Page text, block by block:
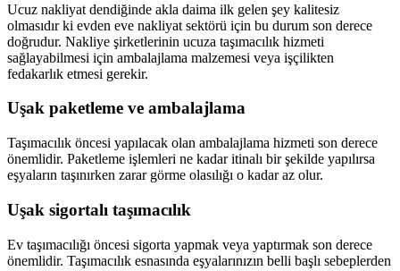
Ucuz nakliyat dendiğinde akla daima ilk gelen şey kalitesiz
olmasıdır ki evden eve nakliyat sektörü için bu durum son derece
doğrudur. Nakliye şirketlerinin ucuza taşımacılık hizmeti
sağlayabilmesi için ambalajlama malzemesi veya işçilikten
fedakarlık etmesi gerekir.
Uşak paketleme ve ambalajlama
Taşımacılık öncesi yapılacak olan ambalajlama hizmeti son derece
önemlidir. Paketleme işlemleri ne kadar itinalı bir şekilde yapılırsa
eşyaların taşınırken zarar görme olasılığı o kadar az olur.
Uşak sigortalı taşımacılık
Ev taşımacılığı öncesi sigorta yapmak veya yaptırmak son derece
önemlidir. Taşımacılık esnasında eşyalarınızın belli başlı sebeplerden